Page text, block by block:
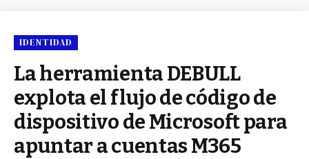
IDENTIDAD
La herramienta DEBULL
explota el flujo de código de
dispositivo de Microsoft para
apuntar a cuentas M365